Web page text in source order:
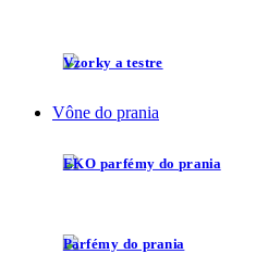
Vzorky a testre
Vône do prania
EKO parfémy do prania
Parfémy do prania